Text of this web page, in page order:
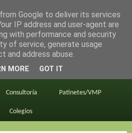
madrid
Primeros consejos
Consultoría Patinetes/VMP
Colegios
Google to deliver its services
IP address and user-agent are
with performance and security
of service, generate usage
and address abuse.
MORE GOT IT